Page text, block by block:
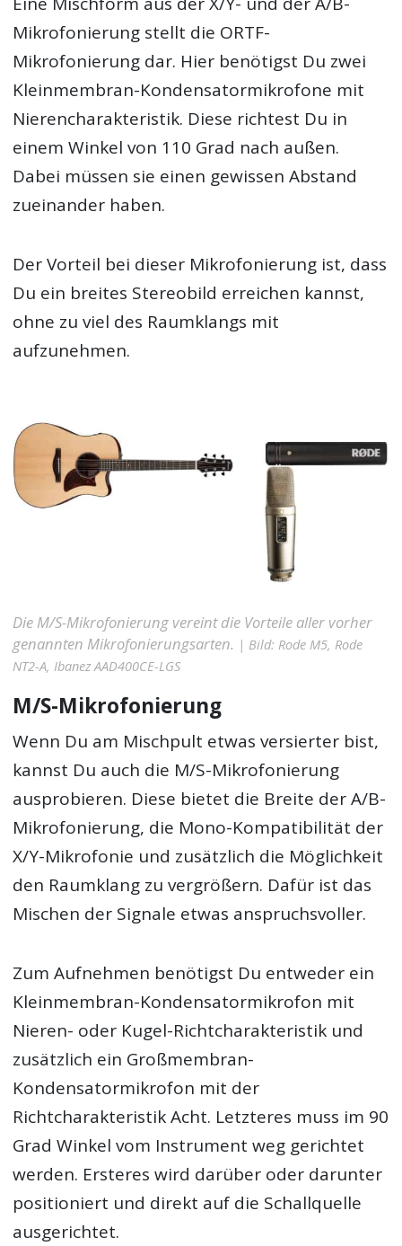
Mikrofonierung stellt die ORTF-
Mikrofonierung dar. Hier benötigst Du zwei
Kleinmembran-Kondensatormikrofone mit
Nierencharakteristik. Diese richtest Du in
einem Winkel von 110 Grad nach außen.
Dabei müssen sie einen gewissen Abstand
zueinander haben.
Der Vorteil bei dieser Mikrofonierung ist, dass
Du ein breites Stereobild erreichen kannst,
ohne zu viel des Raumklangs mit
aufzunehmen.
Die M/S-Mikrofonierung vereint die Vorteile aller vorher
genannten Mikrofonierungsarten. | Bild: Rode M5, Rode
NT2-A, Ibanez AAD400CE-LGS
M/S-Mikrofonierung
Wenn Du am Mischpult etwas versierter bist,
kannst Du auch die M/S-Mikrofonierung
ausprobieren. Diese bietet die Breite der A/B-
Mikrofonierung, die Mono-Kompatibilität der
X/Y-Mikrofonie und zusätzlich die Möglichkeit
den Raumklang zu vergrößern. Dafür ist das
Mischen der Signale etwas anspruchsvoller.
Zum Aufnehmen benötigst Du entweder ein
Kleinmembran-Kondensatormikrofon mit
Nieren- oder Kugel-Richtcharakteristik und
zusätzlich ein Großmembran-
Kondensatormikrofon mit der
Richtcharakteristik Acht. Letzteres muss im 90
Grad Winkel vom Instrument weg gerichtet
werden. Ersteres wird darüber oder darunter
positioniert und direkt auf die Schallquelle
ausgerichtet.